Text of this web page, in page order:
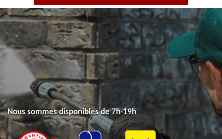
Nous sommes disponibles de 7h-19h